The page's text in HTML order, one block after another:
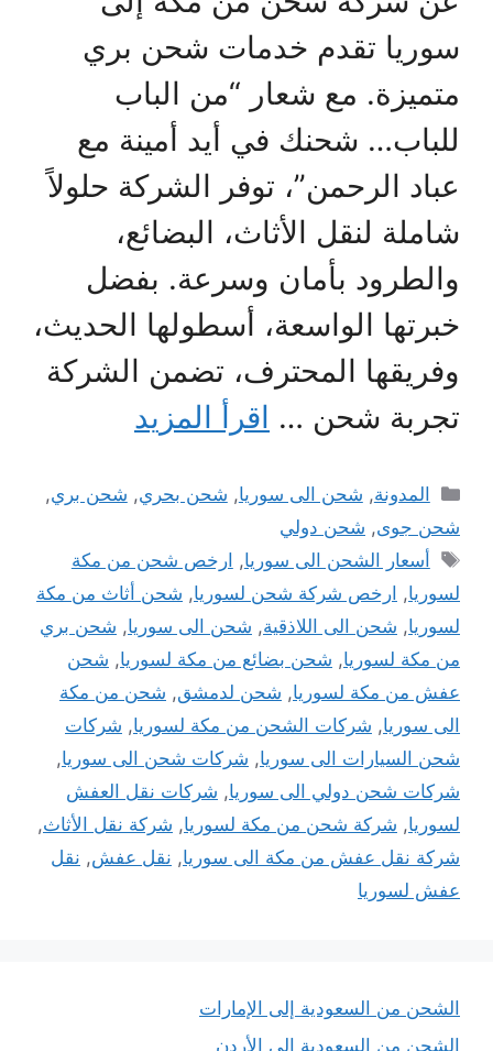
سوريا تقدم خدمات شحن بري
متميزة. مع شعار “من الباب
للباب… شحنك في أيد أمينة مع
عباد الرحمن”، توفر الشركة حلولاً
شاملة لنقل الأثاث، البضائع،
والطرود بأمان وسرعة. بفضل
خبرتها الواسعة، أسطولها الحديث،
وفريقها المحترف، تضمن الشركة
تجربة شحن … اقرأ المزيد
التصنيفات
المدونة, شحن الى سوريا, شحن بحري, شحن بري,
شحن جوى, شحن دولي
الوسوم
أسعار الشحن الى سوريا, ارخص شحن من مكة
لسوريا, ارخص شركة شحن لسوريا, شحن أثاث من مكة
لسوريا, شحن الى اللاذقية, شحن الى سوريا, شحن بري
من مكة لسوريا, شحن بضائع من مكة لسوريا, شحن
عفش من مكة لسوريا, شحن لدمشق, شحن من مكة
الى سوريا, شركات الشحن من مكة لسوريا, شركات
شحن السيارات الى سوريا, شركات شحن الى سوريا,
شركات شحن دولي الى سوريا, شركات نقل العفش
لسوريا, شركة شحن من مكة لسوريا, شركة نقل الأثاث,
شركة نقل عفش من مكة الى سوريا, نقل عفش, نقل
عفش لسوريا
الشحن من السعودية إلى الإمارات
الشحن من السعودية إلى الأردن